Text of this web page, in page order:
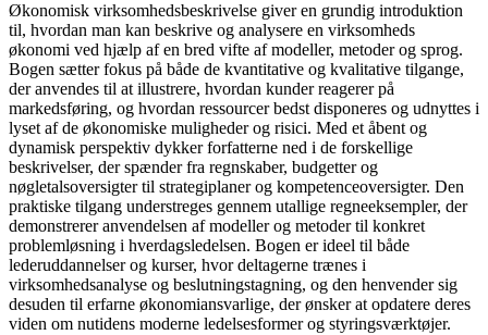
Økonomisk virksomhedsbeskrivelse giver en grundig introduktion
til, hvordan man kan beskrive og analysere en virksomheds
økonomi ved hjælp af en bred vifte af modeller, metoder og sprog.
Bogen sætter fokus på både de kvantitative og kvalitative tilgange,
der anvendes til at illustrere, hvordan kunder reagerer på
markedsføring, og hvordan ressourcer bedst disponeres og udnyttes i
lyset af de økonomiske muligheder og risici. Med et åbent og
dynamisk perspektiv dykker forfatterne ned i de forskellige
beskrivelser, der spænder fra regnskaber, budgetter og
nøgletalsoversigter til strategiplaner og kompetenceoversigter. Den
praktiske tilgang understreges gennem utallige regneeksempler, der
demonstrerer anvendelsen af modeller og metoder til konkret
problemløsning i hverdagsledelsen. Bogen er ideel til både
lederuddannelser og kurser, hvor deltagerne trænes i
virksomhedsanalyse og beslutningstagning, og den henvender sig
desuden til erfarne økonomiansvarlige, der ønsker at opdatere deres
viden om nutidens moderne ledelsesformer og styringsværktøjer.